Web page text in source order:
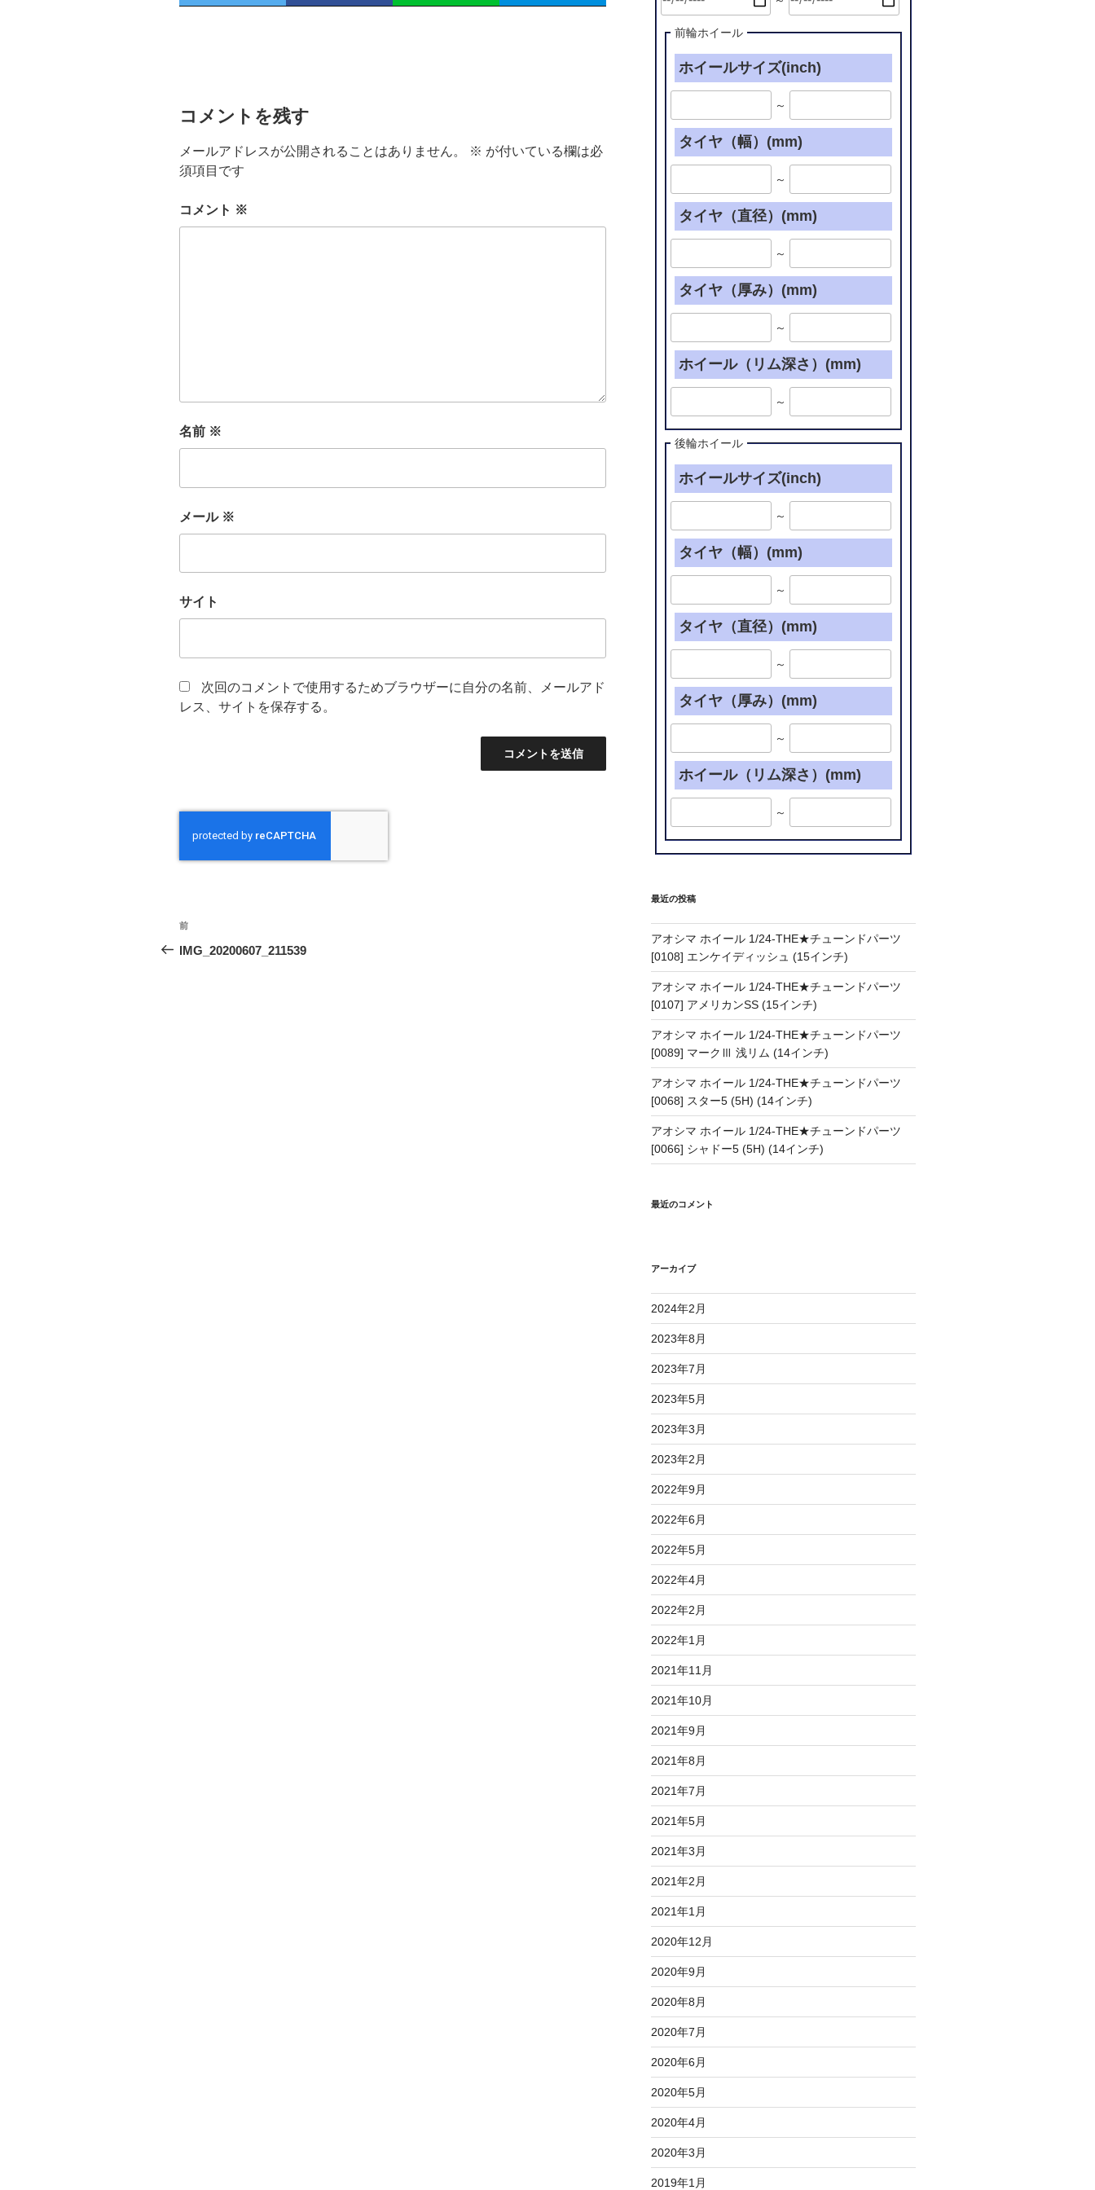
コメントを残す
メールアドレスが公開されることはありません。 ※ が付いている欄は必
須項目です
コメント ※
名前 ※
メール ※
サイト
次回のコメントで使用するためブラウザーに自分の名前、メールアド
レス、サイトを保存する。
投
稿
前
の
前
IMG_20200607_211539
前輪ホイール
ホイールサイズ(inch)
～
タイヤ（幅）(mm)
～
タイヤ（直径）(mm)
～
タイヤ（厚み）(mm)
～
ホイール（リム深さ）(mm)
～
後輪ホイール
ホイールサイズ(inch)
～
タイヤ（幅）(mm)
～
タイヤ（直径）(mm)
～
タイヤ（厚み）(mm)
～
ホイール（リム深さ）(mm)
～
最近の投稿
アオシマ ホイール 1/24-THE★チューンドパーツ
[0108] エンケイディッシュ (15インチ)
アオシマ ホイール 1/24-THE★チューンドパーツ
[0107] アメリカンSS (15インチ)
アオシマ ホイール 1/24-THE★チューンドパーツ
[0089] マークⅢ 浅リム (14インチ)
アオシマ ホイール 1/24-THE★チューンドパーツ
[0068] スター5 (5H) (14インチ)
アオシマ ホイール 1/24-THE★チューンドパーツ
[0066] シャドー5 (5H) (14インチ)
最近のコメント
アーカイブ
2024年2月
2023年8月
2023年7月
2023年5月
2023年3月
2023年2月
2022年9月
2022年6月
2022年5月
2022年4月
2022年2月
2022年1月
2021年11月
2021年10月
2021年9月
2021年8月
2021年7月
2021年5月
2021年3月
2021年2月
2021年1月
2020年12月
2020年9月
2020年8月
2020年7月
2020年6月
2020年5月
2020年4月
2020年3月
2019年1月